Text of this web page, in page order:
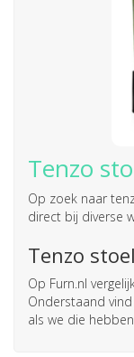
Tenzo
Op zoek naar
direct bij diverse
Tenzo
Op Furn.nl
Onderstaand
als we die